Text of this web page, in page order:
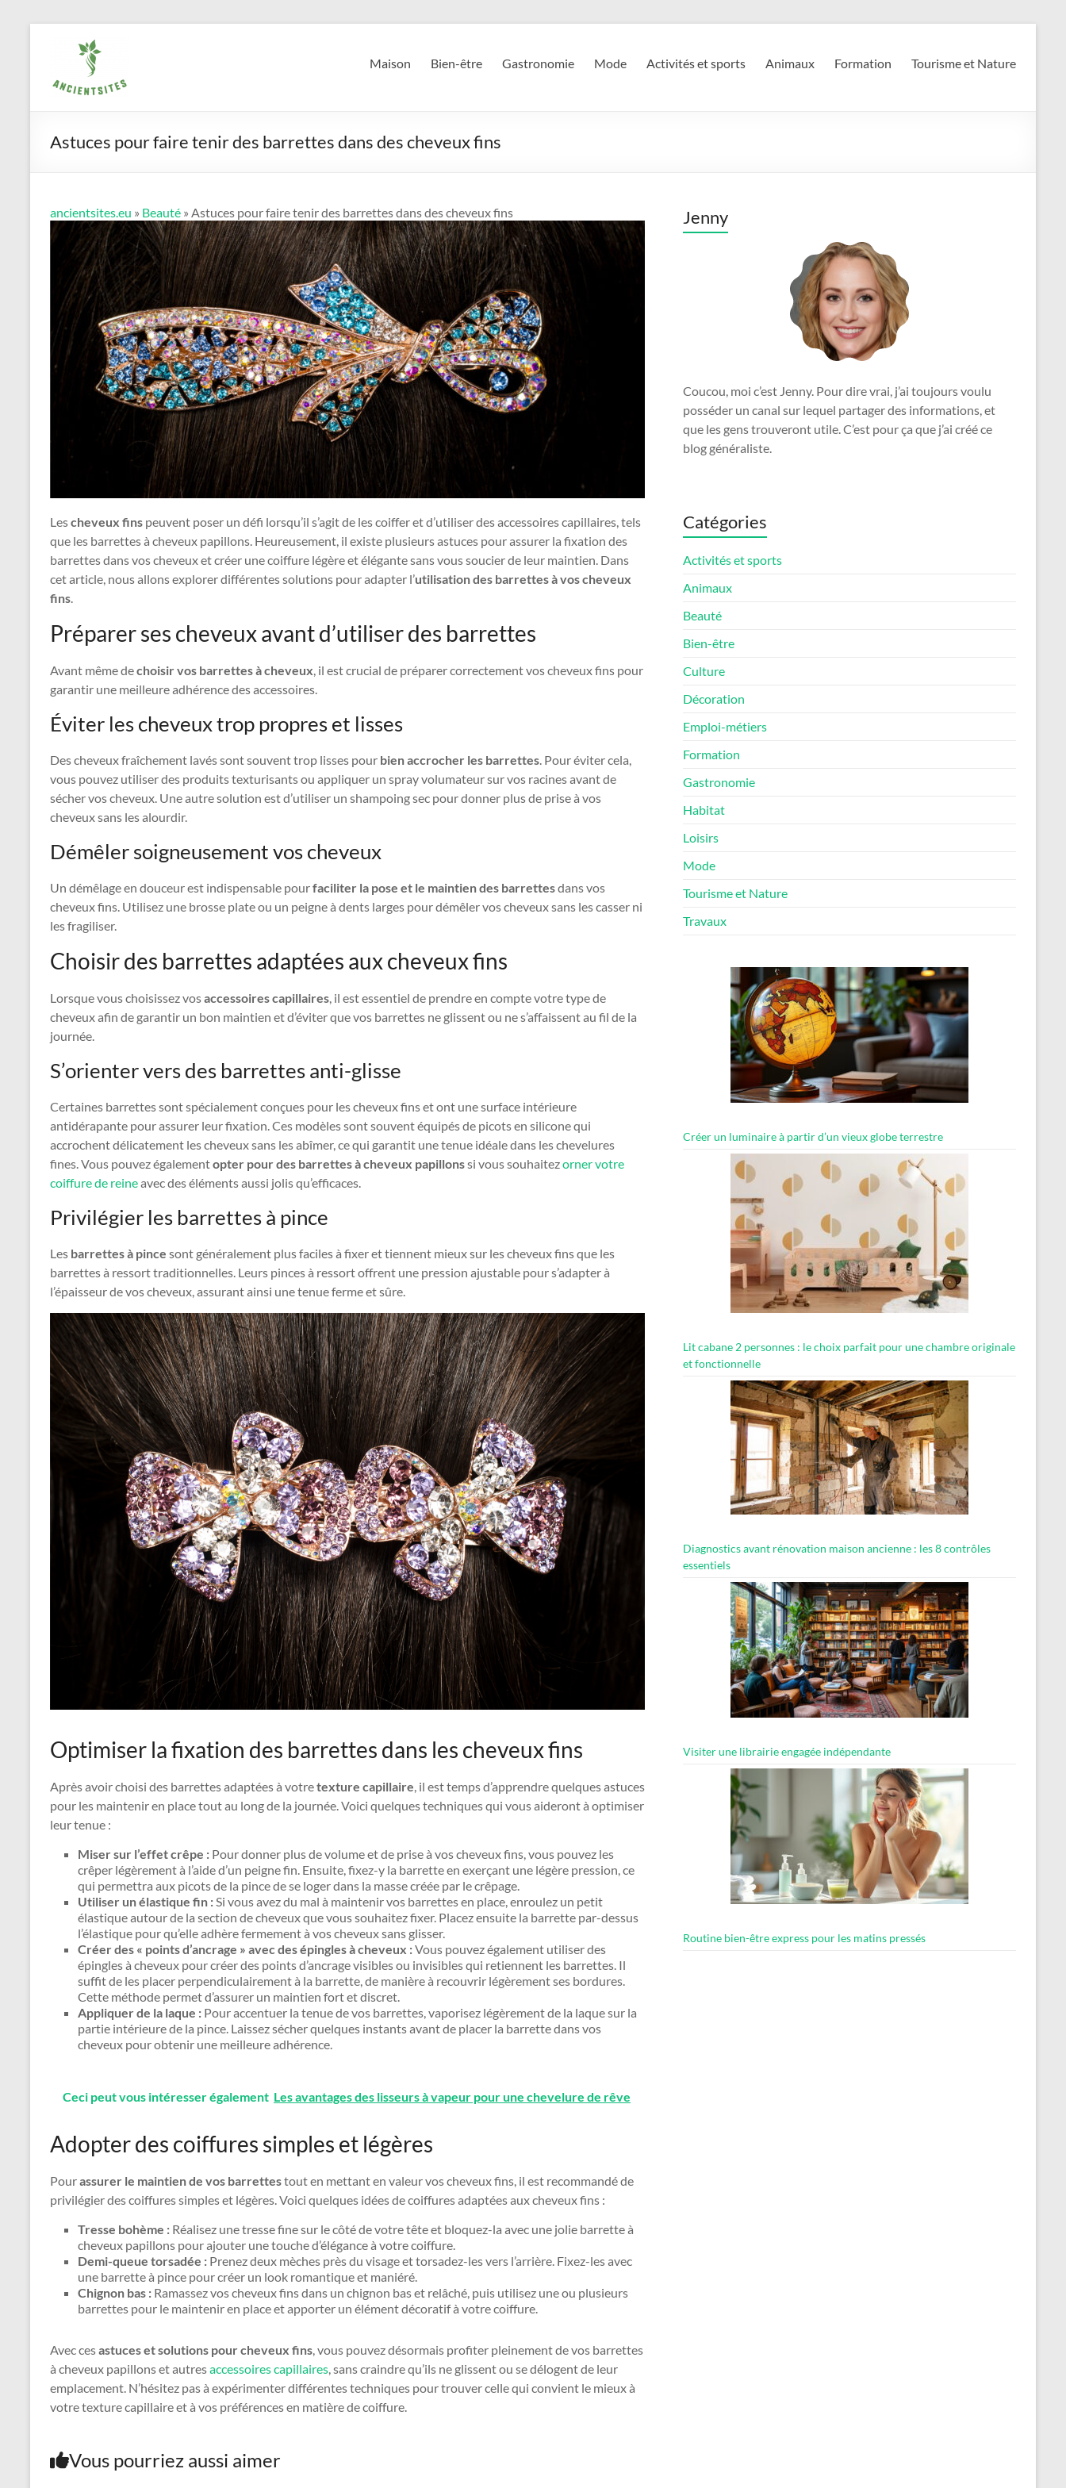
ancientsites.eu Maison Bien-être Gastronomie Mode Activités et sports Animaux Formation Tourisme et Nature
Astuces pour faire tenir des barrettes dans des cheveux fins
ancientsites.eu » Beauté » Astuces pour faire tenir des barrettes dans des cheveux fins
Lescheveux fins peuvent poser un défi lorsqu’il s’agit de les coiffer et d’utiliser des accessoires capillaires, tels
que les barrettes à cheveux papillons. Heureusement, il existe plusieurs astuces pour assurer la fixation des
barrettes dans vos cheveux et créer une coiffure légère et élégante sans vous soucier de leur maintien. Dans
cet article, nous allons explorer différentes solutions pour adapter l’utilisation des barrettes à vos cheveux
fins.
Préparer ses cheveux avant d’utiliser des barrettes
Avant même dechoisir vos barrettes à cheveux, il est crucial de préparer correctement vos cheveux fins pour
garantir une meilleure adhérence des accessoires.
Éviter les cheveux trop propres et lisses
Des cheveux fraîchement lavés sont souvent trop lisses pour bien accrocher les barrettes. Pour éviter cela,
vous pouvez utiliser des produits texturisants ou appliquer un spray volumateur sur vos racines avant de
sécher vos cheveux. Une autre solution est d’utiliser un shampoing sec pour donner plus de prise à vos
cheveux sans les alourdir.
Démêler soigneusement vos cheveux
Un démêlage en douceur est indispensable pourfaciliter la pose et le maintien des barrettesdans vos
cheveux fins. Utilisez une brosse plate ou un peigne à dents larges pour démêler vos cheveux sans les casser ni
les fragiliser.
Choisir des barrettes adaptées aux cheveux fins
Lorsque vous choisissez vosaccessoires capillaires, il est essentiel de prendre en compte votre type de
cheveux afin de garantir un bon maintien et d’éviter que vos barrettes ne glissent ou ne s’affaissent au fil de la
journée.
S’orienter vers des barrettes anti-glisse
Certaines barrettes sont spécialement conçues pour les cheveux fins et ont une surface intérieure
antidérapante pour assurer leur fixation. Ces modèles sont souvent équipés de picots en silicone qui
accrochent délicatement les cheveux sans les abîmer, ce qui garantit une tenue idéale dans les chevelures
fines. Vous pouvez égalementopter pour des barrettes à cheveux papillonssi vous souhaitezorner votre
coiffure de reineavec des éléments aussi jolis qu’efficaces.
Privilégier les barrettes à pince
Les barrettes à pince sont généralement plus faciles à fixer et tiennent mieux sur les cheveux fins que les
barrettes à ressort traditionnelles. Leurs pinces à ressort offrent une pression ajustable pour s’adapter à
l’épaisseur de vos cheveux, assurant ainsi une tenue ferme et sûre.
Optimiser la fixation des barrettes dans les cheveux fins
Après avoir choisi des barrettes adaptées à votretexture capillaire, il est temps d’apprendre quelques astuces
pour les maintenir en place tout au long de la journée. Voici quelques techniques qui vous aideront à optimiser
leur tenue :
Miser sur l’effet crêpe : Pour donner plus de volume et de prise à vos cheveux fins, vous pouvez les
crêper légèrement à l’aide d’un peigne fin. Ensuite, fixez-y la barrette en exerçant une légère pression, ce
qui permettra aux picots de la pince de se loger dans la masse créée par le crêpage.
Utiliser un élastique fin :Si vous avez du mal à maintenir vos barrettes en place, enroulez un petit
élastique autour de la section de cheveux que vous souhaitez fixer. Placez ensuite la barrette par-dessus
l’élastique pour qu’elle adhère fermement à vos cheveux sans glisser.
Créer des « points d’ancrage » avec des épingles à cheveux :Vous pouvez également utiliser des
épingles à cheveux pour créer des points d’ancrage visibles ou invisibles qui retiennent les barrettes. Il
suffit de les placer perpendiculairement à la barrette, de manière à recouvrir légèrement ses bordures.
Cette méthode permet d’assurer un maintien fort et discret.
Appliquer de la laque : Pour accentuer la tenue de vos barrettes, vaporisez légèrement de la laque sur la
partie intérieure de la pince. Laissez sécher quelques instants avant de placer la barrette dans vos
cheveux pour obtenir une meilleure adhérence.
Ceci peut vous intéresser également Les avantages des lisseurs à vapeur pour une chevelure de rêve
Adopter des coiffures simples et légères
Pourassurer le maintien de vos barrettestout en mettant en valeur vos cheveux fins, il est recommandé de
privilégier des coiffures simples et légères. Voici quelques idées de coiffures adaptées aux cheveux fins :
Tresse bohème : Réalisez une tresse fine sur le côté de votre tête et bloquez-la avec une jolie barrette à
cheveux papillons pour ajouter une touche d’élégance à votre coiffure.
Demi-queue torsadée : Prenez deux mèches près du visage et torsadez-les vers l’arrière. Fixez-les avec
une barrette à pince pour créer un look romantique et maniéré.
Chignon bas : Ramassez vos cheveux fins dans un chignon bas et relâché, puis utilisez une ou plusieurs
barrettes pour le maintenir en place et apporter un élément décoratif à votre coiffure.
Avec cesastuces et solutions pour cheveux fins, vous pouvez désormais profiter pleinement de vos barrettes
à cheveux papillons et autresaccessoires capillaires, sans craindre qu’ils ne glissent ou se délogent de leur
emplacement. N’hésitez pas à expérimenter différentes techniques pour trouver celle qui convient le mieux à
votre texture capillaire et à vos préférences en matière de coiffure.
Vous pourriez aussi aimer
Jenny
Coucou, moi c’est Jenny. Pour dire vrai, j’ai toujours voulu
posséder un canal sur lequel partager des informations, et
que les gens trouveront utile. C’est pour ça que j’ai créé ce
blog généraliste.
Catégories
Activités et sports
Animaux
Beauté
Bien-être
Culture
Décoration
Emploi-métiers
Formation
Gastronomie
Habitat
Loisirs
Mode
Tourisme et Nature
Travaux
Créer un luminaire à partir d’un vieux globe terrestre
Lit cabane 2 personnes : le choix parfait pour une chambre originale
et fonctionnelle
Diagnostics avant rénovation maison ancienne : les 8 contrôles
essentiels
Visiter une librairie engagée indépendante
Routine bien-être express pour les matins pressés